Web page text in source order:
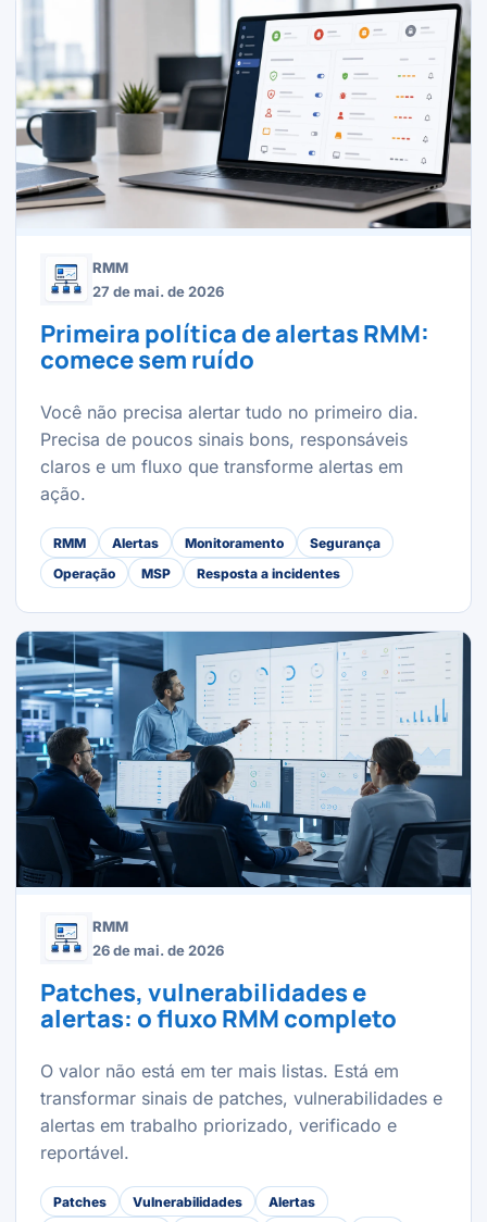
RMM
27 de mai. de 2026
Primeira política de alertas RMM:
comece sem ruído
Você não precisa alertar tudo no primeiro dia.
Precisa de poucos sinais bons, responsáveis
claros e um fluxo que transforme alertas em
ação.
RMM Alertas Monitoramento
Segurança
Operação
MSP Resposta a incidentes
RMM
26 de mai. de 2026
Patches, vulnerabilidades e
alertas: o fluxo RMM completo
O valor não está em ter mais listas. Está em
transformar sinais de patches, vulnerabilidades e
alertas em trabalho priorizado, verificado e
reportável.
Patches Vulnerabilidades
Alertas